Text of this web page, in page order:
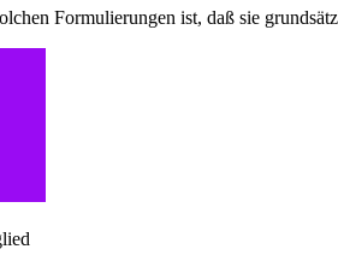
Formulierungen ist, daß sie